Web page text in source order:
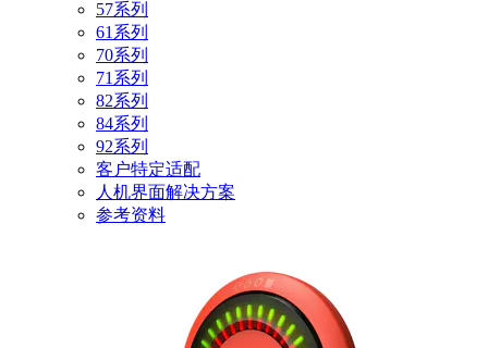
57系列
61系列
70系列
71系列
82系列
84系列
92系列
客户特定适配
人机界面解决方案
参考资料